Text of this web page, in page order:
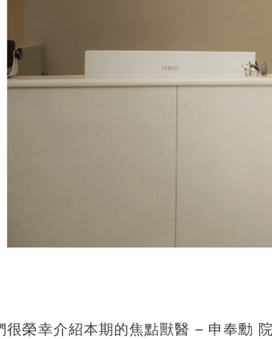
很榮幸介紹本期的焦點獸醫 – 申奉勳 院